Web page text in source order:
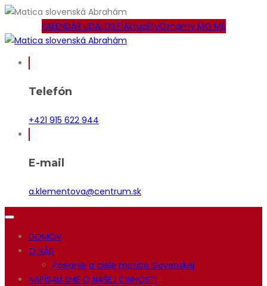
KALENDÁR UDALOSTÍAktualityOznamy MO MS
Telefón
+421 915 622 944
E-mail
a.klementova@centrum.sk
DOMOV
O NÁS
Poslanie a ciele matice Slovenskej
NAPÍSALI SME O NAŠEJ ČINNOSTI